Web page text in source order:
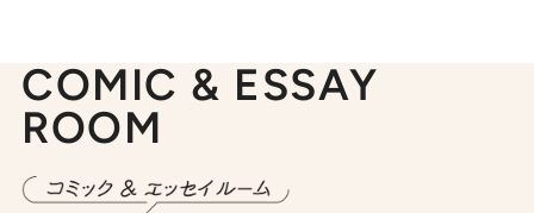
COMIC & ESSAY
ROOM